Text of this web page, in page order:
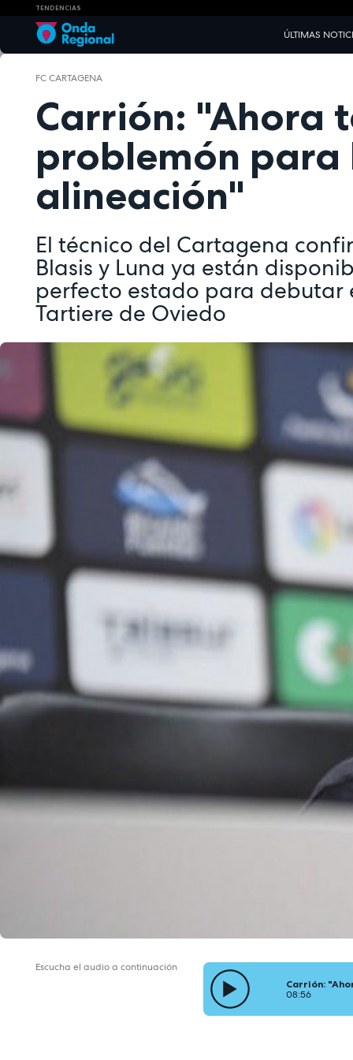
TENDENCIAS
ÚLTIMAS
FC CARTAGENA
Carrión: "Ahora
problemón para
alineación"
El técnico del Cartagena
Blasis y Luna ya están
perfecto estado para debutar
Tartiere de Oviedo
Escucha el audio a continuación
Carrión:
08:56